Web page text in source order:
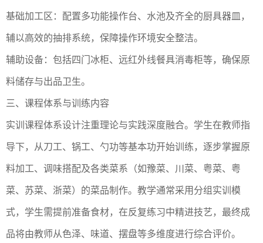
‌基础加工区‌：配置多功能操作台、水池及齐全的厨具器皿，
辅以高效的抽排系统，保障操作环境安全整洁。‌
‌辅助设备‌：包括四门冰柜、远红外线餐具消毒柜等，确保原
料储存与出品卫生。‌
‌三、课程体系与训练内容‌
实训课程体系设计注重理论与实践深度融合。学生在教师指
导下，从刀工、锅工、勺功等基本功开始训练，逐步掌握原
料加工、调味搭配及各类菜系（如豫菜、川菜、粤菜、粤
菜、苏菜、浙菜）的菜品制作。‌教学通常采用分组实训模
式，学生需提前准备食材，在反复练习中精进技艺，最终成
品将由教师从色泽、味道、摆盘等多维度进行综合评价。‌